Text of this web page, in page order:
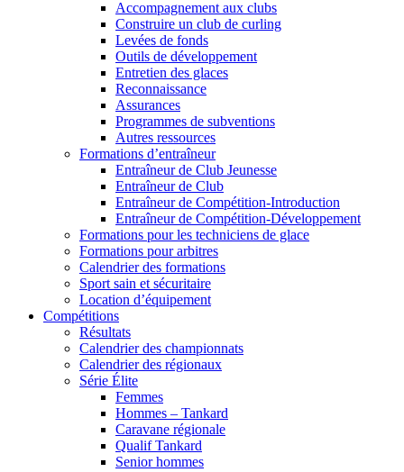
Accompagnement aux clubs
Construire un club de curling
Levées de fonds
Outils de développement
Entretien des glaces
Reconnaissance
Assurances
Programmes de subventions
Autres ressources
Formations d’entraîneur
Entraîneur de Club Jeunesse
Entraîneur de Club
Entraîneur de Compétition-Introduction
Entraîneur de Compétition-Développement
Formations pour les techniciens de glace
Formations pour arbitres
Calendrier des formations
Sport sain et sécuritaire
Location d’équipement
Compétitions
Résultats
Calendrier des championnats
Calendrier des régionaux
Série Élite
Femmes
Hommes – Tankard
Caravane régionale
Qualif Tankard
Senior hommes